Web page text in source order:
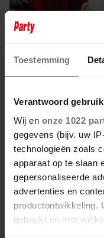
Toestemming
Verantwoord
Wij en onze 1022
gegevens (bijv. uw
technologieën zoals
apparaat op te slaan
gepersonaliseerde
advertenties en
productontwikkeling.
gebruikt en met welke
17 december
KONINGIN
BIJ